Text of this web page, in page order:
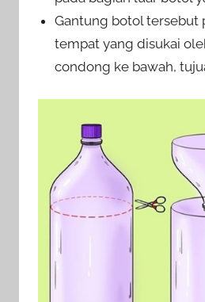
Gantung botol tersebut
tempat yang disukai
condong ke bawah,